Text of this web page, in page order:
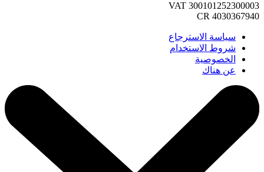
VAT
CR
سياسة الاسترجاع
شروط الاستخدام
الخصوصية
عن هناك